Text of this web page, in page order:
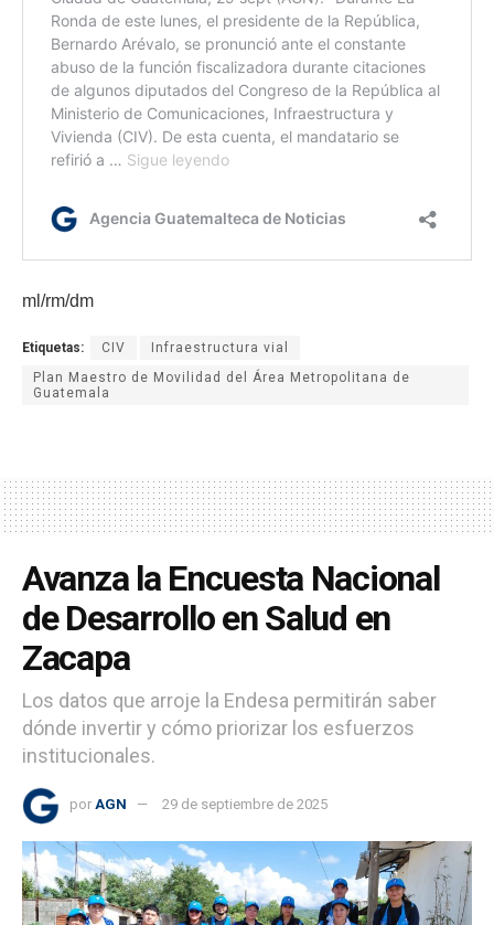
ml/rm/dm
Etiquetas: CIV
Infraestructura vial
Plan Maestro de Movilidad del Área Metropolitana de
Guatemala
Avanza la Encuesta Nacional
de Desarrollo en Salud en
Zacapa
Los datos que arroje la Endesa permitirán saber
dónde invertir y cómo priorizar los esfuerzos
institucionales.
por AGN 29 de septiembre de 2025